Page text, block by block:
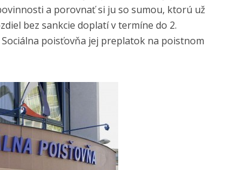
a porovnať si ju so sumou, ktorú už
bez sankcie doplatí v termíne do 2.
poisťovňa jej preplatok na poistnom